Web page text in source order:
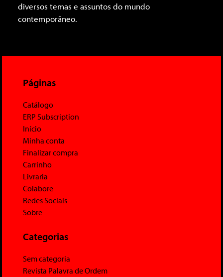
diversos temas e assuntos do mundo
contemporâneo.
Páginas
Catálogo
ERP Subscription
Início
Minha conta
Finalizar compra
Carrinho
Livraria
Colabore
Redes Sociais
Sobre
Categorias
Sem categoria
Revista Palavra de Ordem